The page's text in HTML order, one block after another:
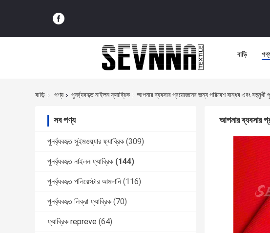
বাড়ি
বাড়ি পণ্য পুনর্ব্যবহৃত নাইলন ফ্যাব্রিক আপনার ব্যবসার প্রয়োজনের জন্য পরিবেশ বান্ধব এবং বহুমুখী
সব পণ্য
পুনর্ব্যবহৃত সুইমওয়্যার ফ্যাব্রিক (309)
পুনর্ব্যবহৃত নাইলন ফ্যাব্রিক (144)
পুনর্ব্যবহৃত পলিয়েস্টার আমদানি (116)
পুনর্ব্যবহৃত লিক্রা ফ্যাব্রিক (70)
ফ্যাব্রিক repreve (64)
আপনার ব্যবসার